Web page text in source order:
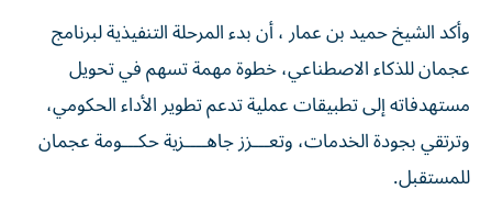
وأكد الشيخ حميد بن عمار ، أن بدء المرحلة التنفيذية لبرنامج
عجمان للذكاء الاصطناعي، خطوة مهمة تسهم في تحويل
مستهدفاته إلى تطبيقات عملية تدعم تطوير الأداء الحكومي،
وترتقي بجودة الخدمات، وتعـــزز جاهــــزية حكـــومة عجمان
للمستقبل.